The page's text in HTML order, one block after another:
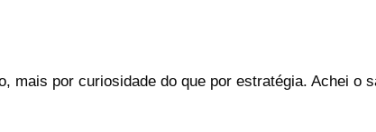
mais por curiosidade do que por estratégia. Achei o